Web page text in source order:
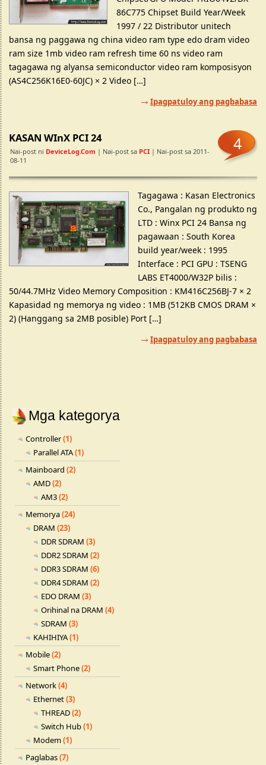
86C775 Chipset Build Year/Week
1997 / 22 Distributor unitech
bansa ng paggawa ng china video ram type edo dram video
ram size 1mb video ram refresh time 60 ns video ram
tagagawa ng alyansa semiconductor video ram komposisyon
(AS4C256K16E0-60JC) × 2 Video […]
Ipagpatuloy ang pagbabasa
KASAN WInX PCI 24
Nai-post ni DeviceLog.com | Nai-post sa PCI | Nai-post sa 2011-
08-11
4
Tagagawa : Kasan Electronics
Co., Pangalan ng produkto ng
LTD : Winx PCI 24 Bansa ng
pagawaan : South Korea
build year/week : 1995
Interface : PCI GPU : TSENG
LABS ET4000/W32P bilis :
50/44.7MHz Video Memory Composition : KM416C256BJ-7 × 2
Kapasidad ng memorya ng video : 1MB (512KB CMOS DRAM ×
2) (Hanggang sa 2MB posible) Port […]
Ipagpatuloy ang pagbabasa
Mga kategorya
Controller(1)
Parallel ATA(1)
Mainboard (2)
AMD(2)
AM3(2)
Memorya(24)
DRAM (23)
DDR SDRAM (3)
DDR2 SDRAM (2)
DDR3 SDRAM (6)
DDR4 SDRAM (2)
EDO DRAM (3)
Orihinal na DRAM (4)
SDRAM (3)
KAHIHIYA(1)
Mobile(2)
Smart Phone(2)
Network(4)
Ethernet(3)
THREAD(2)
Switch Hub(1)
Modem(1)
Paglabas(7)